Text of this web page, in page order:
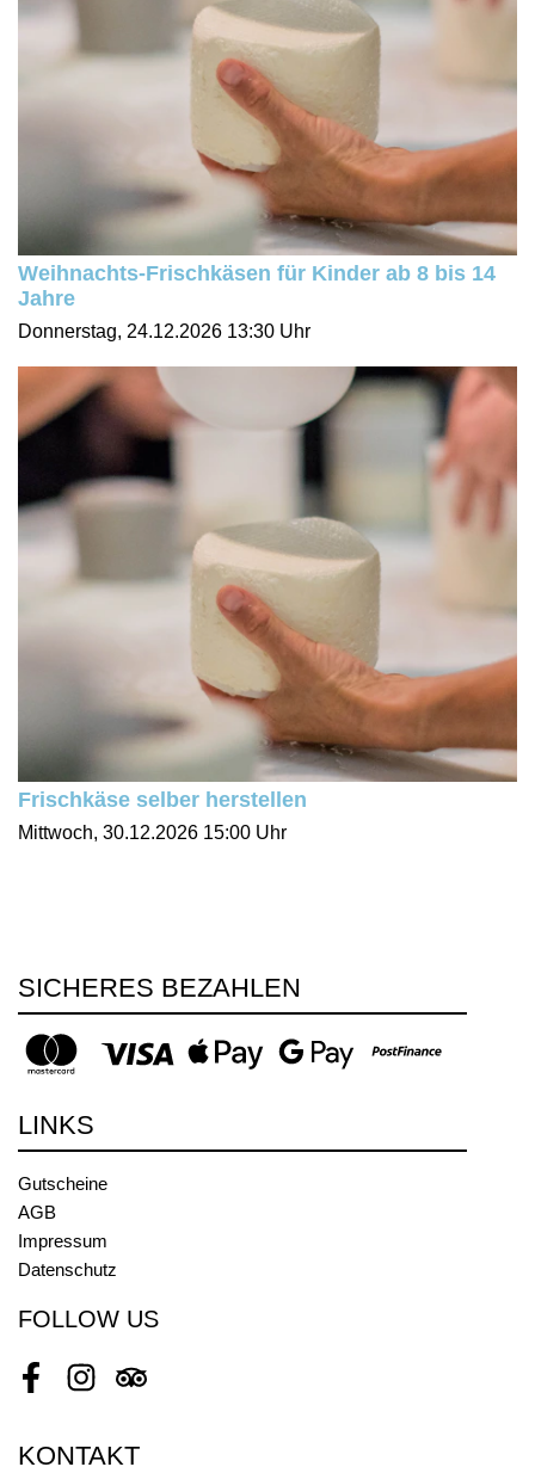
Weihnachts-Frischkäsen für Kinder ab 8 bis 14
Jahre
Donnerstag, 24.12.2026 13:30 Uhr
Frischkäse selber herstellen
Mittwoch, 30.12.2026 15:00 Uhr
SICHERES BEZAHLEN
LINKS
Gutscheine
AGB
Impressum
Datenschutz
FOLLOW US
FacebookInstagramTripadvisor
KONTAKT